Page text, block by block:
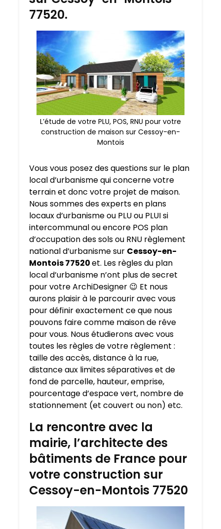
77520.
L’étude de votre PLU, POS, RNU pour votre
construction de maison sur Cessoy-en-
Montois
Vous vous posez des questions sur le plan
local d’urbanisme qui concerne votre
terrain et donc votre projet de maison.
Nous sommes des experts en plans
locaux d’urbanisme ou PLU ou PLUI si
intercommunal ou encore POS plan
d’occupation des sols ou RNU règlement
national d’urbanisme sur Cessoy-en-
Montois 77520et. Les règles du plan
local d’urbanisme n’ont plus de secret
pour votre ArchiDesigner 😉 Et nous
aurons plaisir à le parcourir avec vous
pour définir exactement ce que nous
pouvons faire comme maison de rêve
pour vous. Nous étudierons avec vous
toutes les règles de votre règlement :
taille des accès, distance à la rue,
distance aux limites séparatives et de
fond de parcelle, hauteur, emprise,
pourcentage d’espace vert, nombre de
stationnement (et couvert ou non) etc.
La rencontre avec la
mairie, l’architecte des
bâtiments de France pour
votre construction sur
Cessoy-en-Montois 77520